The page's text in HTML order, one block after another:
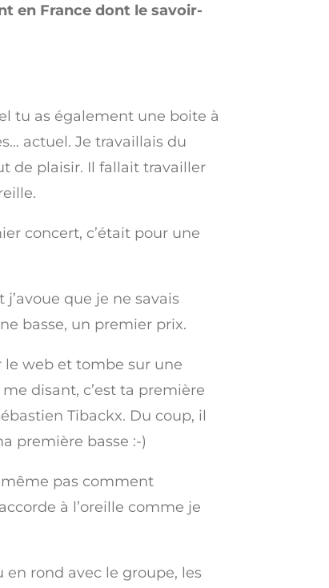
en France dont le savoir-
tu as également une boite à
actuel. Je travaillais du
de plaisir. Il fallait travailler
concert, c’était pour une
que je ne savais
basse, un premier prix.
le web et tombe sur une
disant, c’est ta première
Tibackx. Du coup, il
première basse :-)
même pas comment
à l’oreille comme je
en rond avec le groupe, les